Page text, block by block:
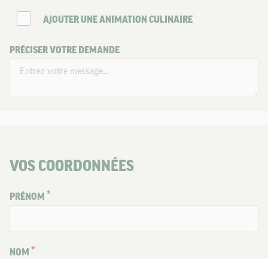
AJOUTER UNE ANIMATION CULINAIRE
PRÉCISER VOTRE DEMANDE
VOS COORDONNÉES
PRÉNOM
NOM